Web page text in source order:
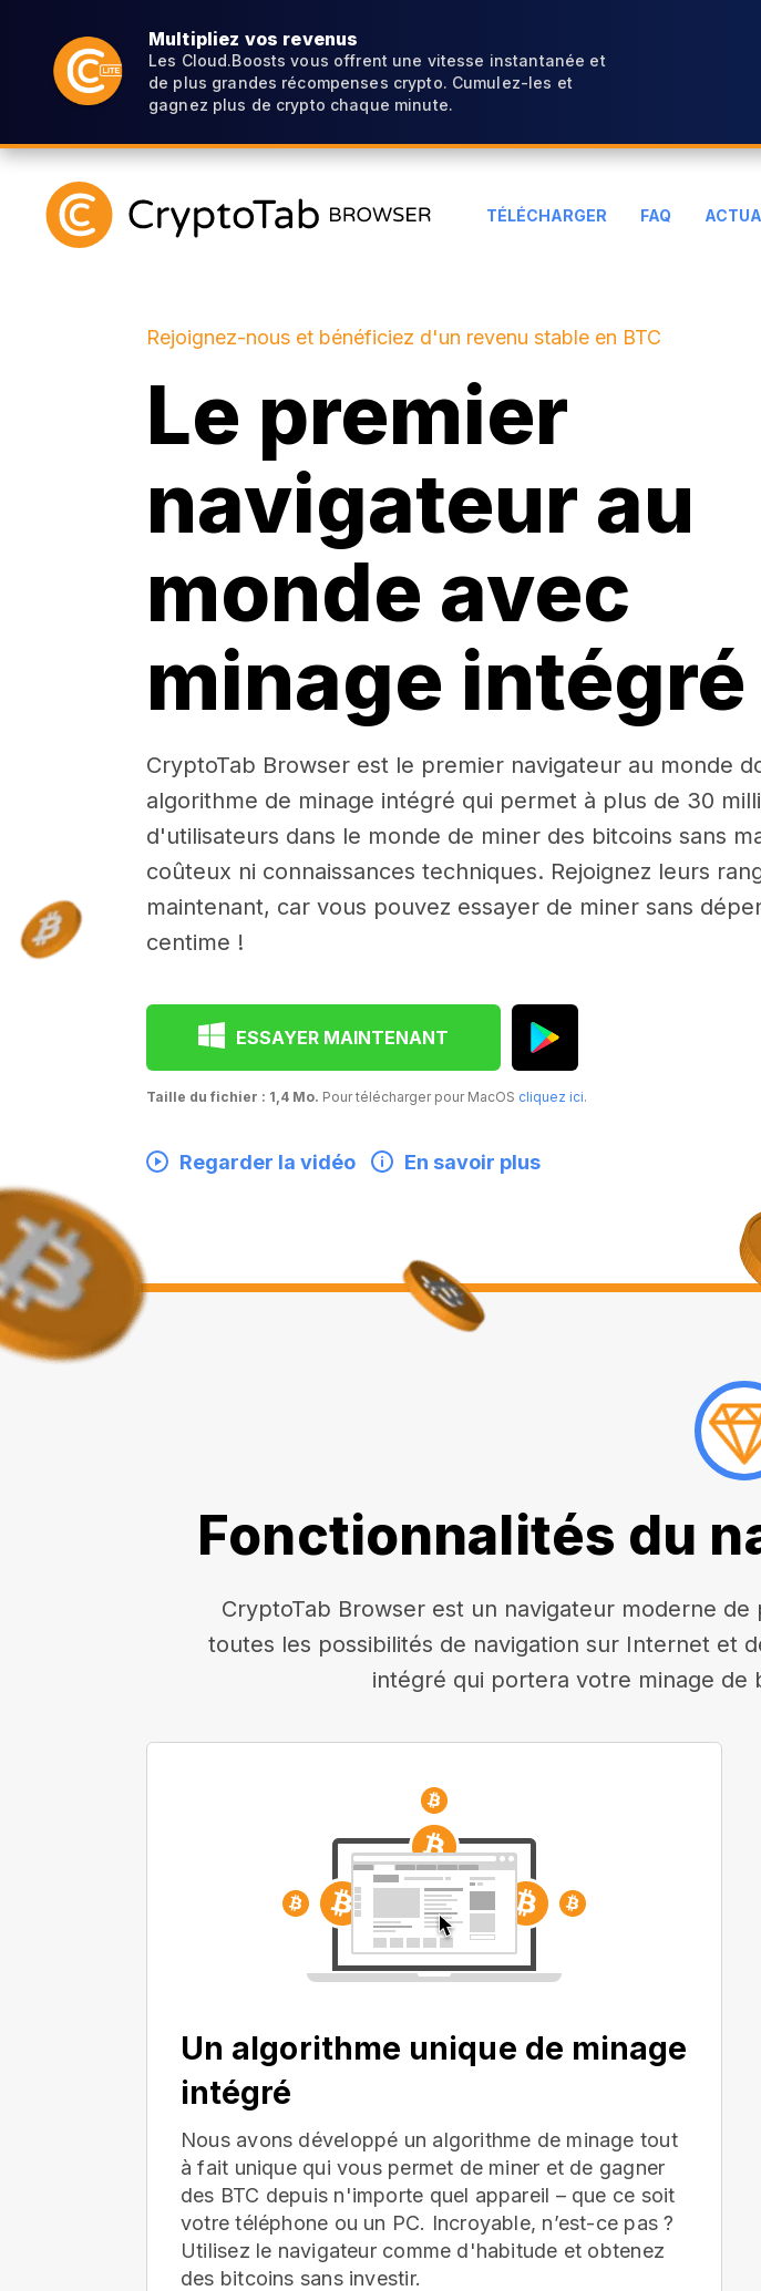
Multipliez vos revenus
Les Cloud.Boosts vous offrent une vitesse instantanée et
de plus grandes récompenses crypto. Cumulez-les et
gagnez plus de crypto chaque minute.
TÉLÉCHARGER FAQ
Rejoignez-nous et bénéficiez d'un revenu stable en BTC
Le premier
navigateur au
monde avec
minage intégré
CryptoTab Browser est le premier navigateur au monde
algorithme de minage intégré qui permet à plus de 30
d'utilisateurs dans le monde de miner des bitcoins sans
coûteux ni connaissances techniques. Rejoignez leurs
maintenant, car vous pouvez essayer de miner sans
centime !
ESSAYER MAINTENANT
Taille du fichier : 1,4 Mo. Pour télécharger pour MacOS cliquez ici.
Regarder la vidéo En savoir plus
Fonctionnalités du
CryptoTab Browser est un navigateur moderne
toutes les possibilités de navigation sur Internet et
intégré qui portera votre minage de
Un algorithme unique de minage
intégré
Nous avons développé un algorithme de minage tout
à fait unique qui vous permet de miner et de gagner
des BTC depuis n'importe quel appareil – que ce soit
votre téléphone ou un PC. Incroyable, n’est-ce pas ?
Utilisez le navigateur comme d'habitude et obtenez
des bitcoins sans investir.